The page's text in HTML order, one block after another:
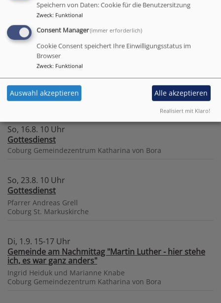
i
So, 16.8. 10 Uhr
Gottesdienst
Coburg Gemeindezentrum Katharina von Bora
So, 23.8. 10 Uhr
Gottesdienst
Pfarrer Andreas Grell
Coburg St. Markuskirche
Di, 1.9. 15-17 Uhr
Gemeinde am Nachmittag "Martin Luther - hier stehe
ich, es war ganz anders"
Ingrid Heiduk und Marianne Knabe
Coburg Gemeindezentrum Katharina von Bora
Speichern von Daten: Cookie für die Benutzersitzung
Zweck: Funktional
Consent Manager(immer erforderlich)
Cookie Consent speichert Ihre Einwilligungsstatus im
Browser
Zweck: Funktional
Auswahl akzeptieren Alle akzeptieren
Realisiert mit Klaro!